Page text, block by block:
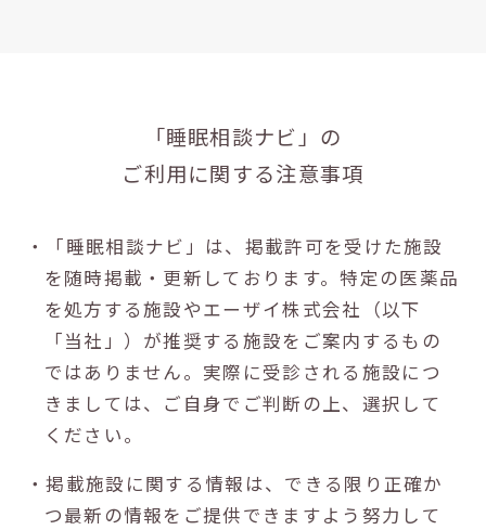
「睡眠相談ナビ」の
ご利用に関する注意事項
・「睡眠相談ナビ」は、掲載許可を受けた施設
を随時掲載・更新しております。特定の医薬品
を処方する施設やエーザイ株式会社（以下
「当社」）が推奨する施設をご案内するもの
ではありません。実際に受診される施設につ
きましては、ご自身でご判断の上、選択して
ください。
・掲載施設に関する情報は、できる限り正確か
つ最新の情報をご提供できますよう努力して